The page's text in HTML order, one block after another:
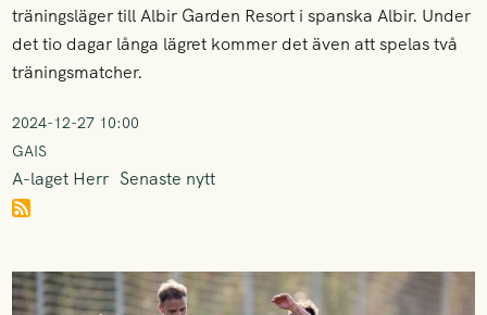
träningsläger till Albir Garden Resort i spanska Albir. Under
det tio dagar långa lägret kommer det även att spelas två
träningsmatcher.
2024-12-27 10:00
GAIS
A-laget Herr Senaste nytt